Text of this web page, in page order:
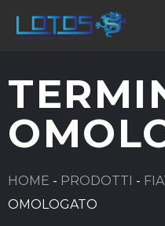
HOME - PRODOTTI -
OMOLOGATO